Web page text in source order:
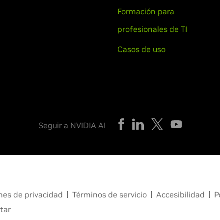
Formación para
profesionales de TI
Casos de uso
Seguir a NVIDIA AI
de privacidad Términos de servicio Accesibilidad